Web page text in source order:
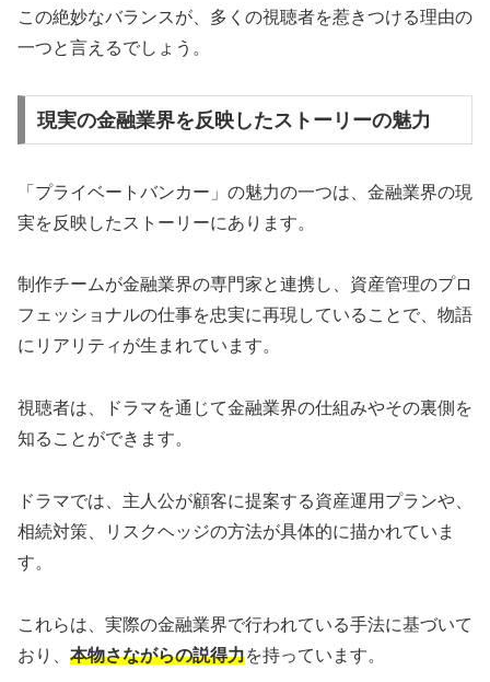
この絶妙なバランスが、多くの視聴者を惹きつける理由の
一つと言えるでしょう。
現実の金融業界を反映したストーリーの魅力
「プライベートバンカー」の魅力の一つは、金融業界の現
実を反映したストーリーにあります。
制作チームが金融業界の専門家と連携し、資産管理のプロ
フェッショナルの仕事を忠実に再現していることで、物語
にリアリティが生まれています。
視聴者は、ドラマを通じて金融業界の仕組みやその裏側を
知ることができます。
ドラマでは、主人公が顧客に提案する資産運用プランや、
相続対策、リスクヘッジの方法が具体的に描かれていま
す。
これらは、実際の金融業界で行われている手法に基づいて
おり、 本物さながらの説得力を持っています。